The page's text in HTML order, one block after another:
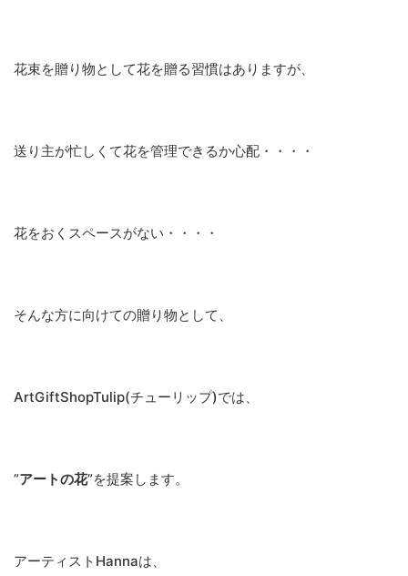
花束を贈り物として花を贈る習慣はありますが、
送り主が忙しくて花を管理できるか心配・・・・
花をおくスペースがない・・・・
そんな方に向けての贈り物として、
ArtGiftShopTulip(チューリップ)では、
”アートの花”を提案します。
アーティストHannaは、